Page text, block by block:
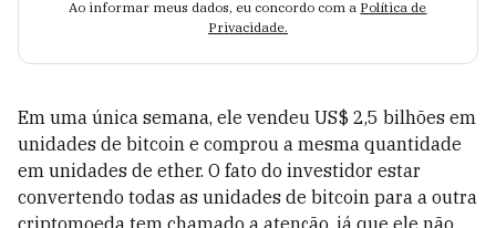
Ao informar meus dados, eu concordo com a Política de
Privacidade.
Em uma única semana, ele vendeu US$ 2,5 bilhões em
unidades de bitcoin e comprou a mesma quantidade
em unidades de ether. O fato do investidor estar
convertendo todas as unidades de bitcoin para a outra
criptomoeda tem chamado a atenção, já que ele não